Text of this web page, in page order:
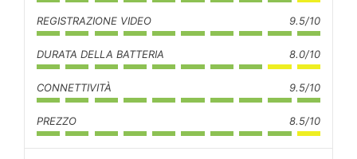
REGISTRAZIONE VIDEO 9.5/10
DURATA DELLA BATTERIA 8.0/10
CONNETTIVITÀ 9.5/10
PREZZO 8.5/10